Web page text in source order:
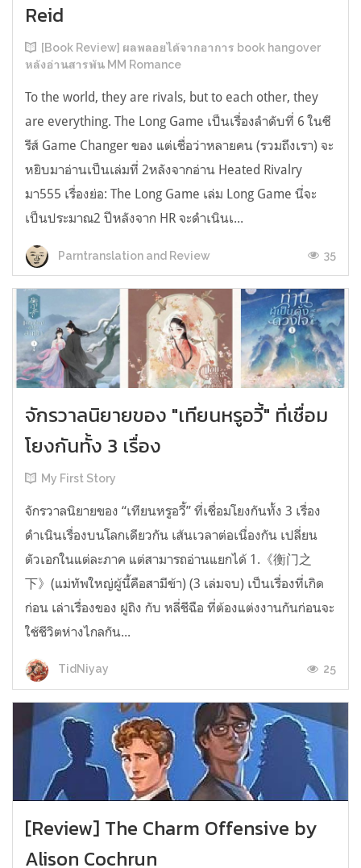
Reid
[Book Review] ผลพลอยได้จากอาการ book hangover
หลังอ่านสารพัน MM Romance
To the world, they are rivals, but to each other, they
are everything. The Long Game เป็นเรื่องลำดับที่ 6 ในซี
รีส์ Game Changer ของ แต่เชื่อว่าหลายคน (รวมถึงเรา) จะ
หยิบมาอ่านเป็นเล่มที่ 2หลังจากอ่าน Heated Rivalry
มา555 เรื่องย่อ: The Long Game เล่ม Long Game นี่จะ
เป็นประมาณ2 ปีหลังจาก HR จะดำเนินเ...
Parntranslation and Review 35
จักรวาลนิยายของ "เทียนหรูอวี้" ที่เชื่อม
โยงกันทั้ง 3 เรื่อง
My First Story
จักรวาลนิยายของ “เทียนหรูอวี้” ที่เชื่อมโยงกันทั้ง 3 เรื่อง
ดำเนินเรื่องบนโลกเดียวกัน เส้นเวลาต่อเนื่องกัน เปลี่ยน
ตัวเอกในแต่ละภาค แต่สามารถอ่านแยกได้ 1.《衡门之
下》(แม่ทัพใหญ่ผู้นี้คือสามีข้า) (3 เล่มจบ) เป็นเรื่องที่เกิด
ก่อน เล่าเรื่องของ ฝูถิง กับ หลี่ชีฉือ ที่ต้องแต่งงานกันก่อนจะ
ใช้ชีวิตห่างไกลกัน...
TidNiyay 25
[Review] The Charm Offensive by
Alison Cochrun